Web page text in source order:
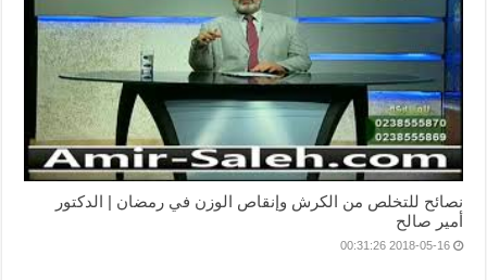
نصائح للتخلص من الكرش وإنقاص الوزن في رمضان | الدكتور
أمير صالح
2018-05-16 00:31:26